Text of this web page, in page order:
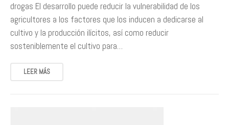
drogas El desarrollo puede reducir la vulnerabilidad de los
agricultores a los factores que los inducen a dedicarse al
cultivo y la producción ilícitos, así como reducir
sosteniblemente el cultivo para…
LEER MÁS